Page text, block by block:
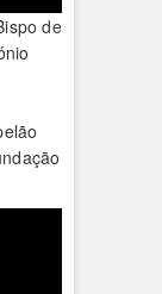
de